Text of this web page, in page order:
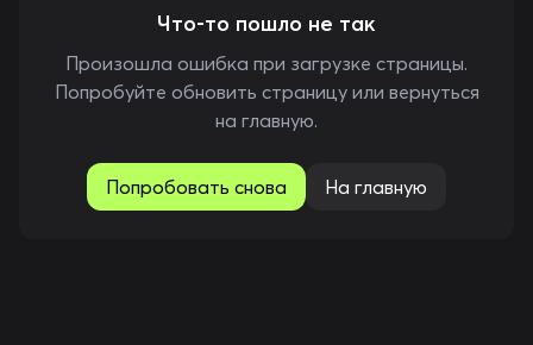
Что-то пошло не так
Произошла ошибка при загрузке страницы.
Попробуйте обновить страницу или вернуться
на главную.
Попробовать снова На главную